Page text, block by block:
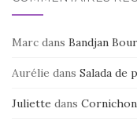
Marc dans Bandjan
Aurélie dans Salada de
Juliette dans